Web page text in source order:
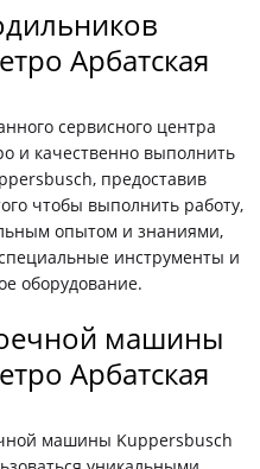
Арбатская
сервисного центра
и качественно выполнить
предоставив
чтобы выполнить работу,
опытом и знаниями,
инструменты и
оборудование.
машины
Арбатская
машины Kuppersbusch